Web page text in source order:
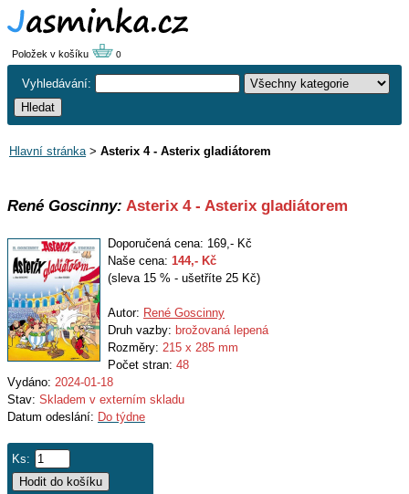
Položek v košíku 0
Vyhledávání:
Hlavní stránka> Asterix 4 - Asterix gladiátorem
René Goscinny: Asterix 4 - Asterix gladiátorem
Doporučená cena: 169,- Kč
Naše cena: 144,- Kč
(sleva 15 % - ušetříte 25 Kč)
Autor: René Goscinny
Druh vazby: brožovaná lepená
Rozměry: 215 x 285 mm
Počet stran: 48
Vydáno: 2024-01-18
Stav: Skladem v externím skladu
Datum odeslání: Do týdne
Ks: